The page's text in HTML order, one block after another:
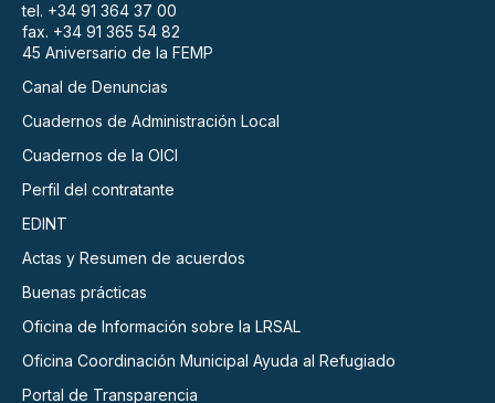
tel. +34 91 364 37 00
fax. +34 91 365 54 82
45 Aniversario de la FEMP
Canal de Denuncias
Cuadernos de Administración Local
Cuadernos de la OICI
Perfil del contratante
EDINT
Actas y Resumen de acuerdos
Buenas prácticas
Oficina de Información sobre la LRSAL
Oficina Coordinación Municipal Ayuda al Refugiado
Portal de Transparencia